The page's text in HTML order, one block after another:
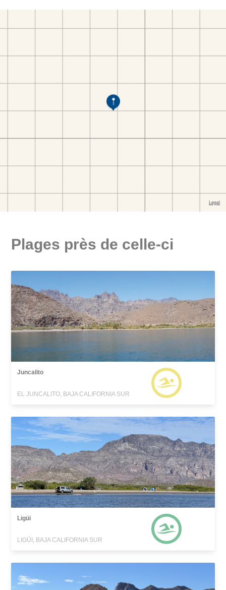
Plages près de celle-ci
Juncalito
EL JUNCALITO, BAJA CALIFORNIA SUR
Ligüi
LIGÜI, BAJA CALIFORNIA SUR